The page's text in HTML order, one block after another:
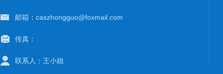
邮箱：caszhongguo@foxmail.com
传真：
联系人：王小姐